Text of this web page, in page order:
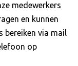
medewerkers
en kunnen
bereiken via mail
op